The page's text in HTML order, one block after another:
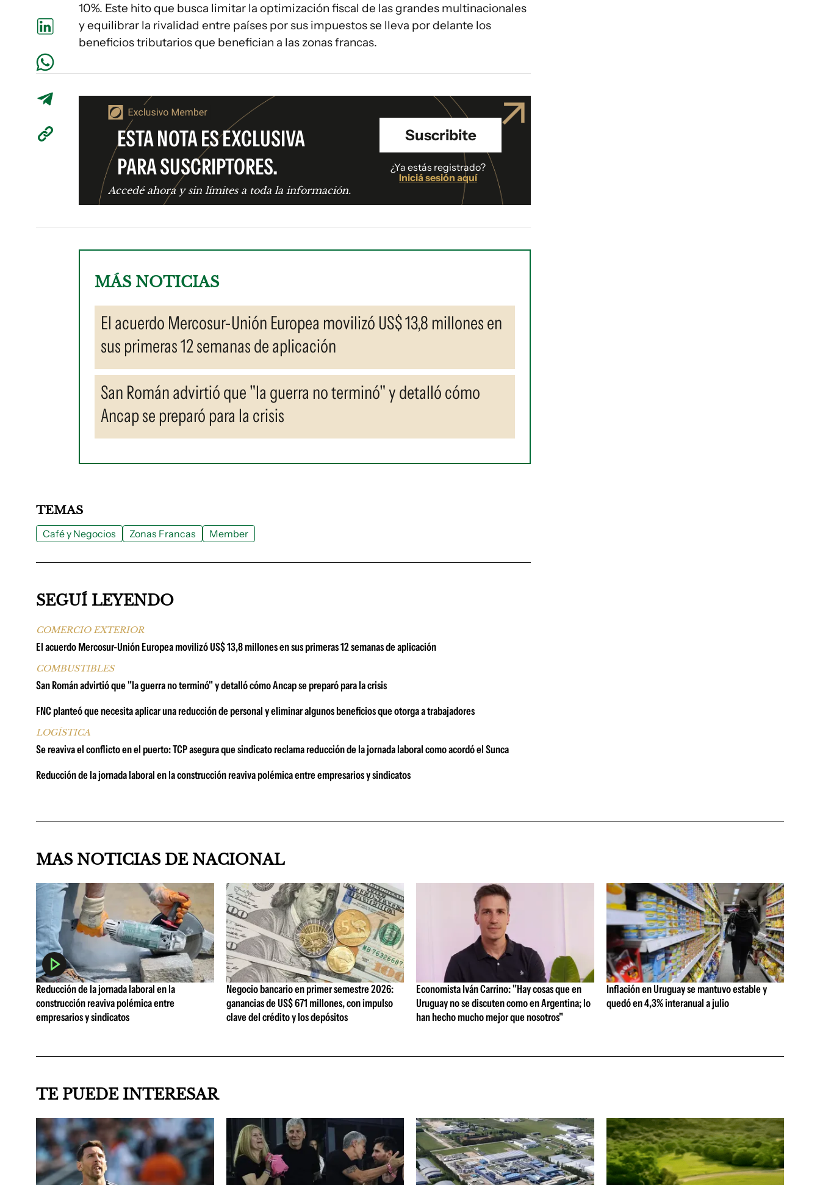
10%. Este hito que busca limitar la optimización fiscal de las grandes multinacionales
y equilibrar la rivalidad entre países por sus impuestos se lleva por delante los
beneficios tributarios que benefician a las zonas francas.
ESTA NOTA ES EXCLUSIVA
PARA SUSCRIPTORES.
Accedé ahora y sin límites a toda la información.
Suscribite
¿Ya estás registrado?
Iniciá sesión aquí
MÁS NOTICIAS
El acuerdo Mercosur-Unión Europea movilizó US$ 13,8 millones en
sus primeras 12 semanas de aplicación
San Román advirtió que "la guerra no terminó" y detalló cómo
Ancap se preparó para la crisis
TEMAS
Café y Negocios Zonas Francas Member
SEGUÍ LEYENDO
COMERCIO EXTERIOR
El acuerdo Mercosur-Unión Europea movilizó US$ 13,8 millones en sus primeras 12 semanas de aplicación
COMBUSTIBLES
San Román advirtió que "la guerra no terminó" y detalló cómo Ancap se preparó para la crisis
FNC planteó que necesita aplicar una reducción de personal y eliminar algunos beneficios que otorga a trabajadores
LOGÍSTICA
Se reaviva el conflicto en el puerto: TCP asegura que sindicato reclama reducción de la jornada laboral como acordó el Sunca
Reducción de la jornada laboral en la construcción reaviva polémica entre empresarios y sindicatos
MAS NOTICIAS DE NACIONAL
Reducción de la jornada laboral en la
construcción reaviva polémica entre
empresarios y sindicatos
Negocio bancario en primer semestre 2026:
ganancias de US$ 671 millones, con impulso
clave del crédito y los depósitos
Economista Iván Carrino: "Hay cosas que en
Uruguay no se discuten como en Argentina; lo
han hecho mucho mejor que nosotros"
Inflación en Uruguay se mantuvo estable y
quedó en 4,3% interanual a julio
TE PUEDE INTERESAR